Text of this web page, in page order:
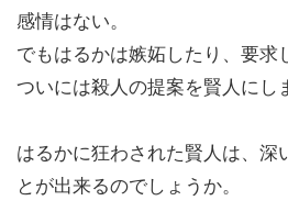
感情はない。
でもはるかは嫉妬したり、要
ついには殺人の提案を賢人にし
はるかに狂わされた賢人は、深
とが出来るのでしょうか。